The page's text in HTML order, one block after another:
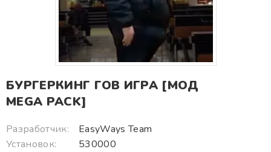
БУРГЕРКИНГ ГОВ ИГРА [МОД
MEGA PACK]
Разработчик:
EasyWays Team
Установок:
530000